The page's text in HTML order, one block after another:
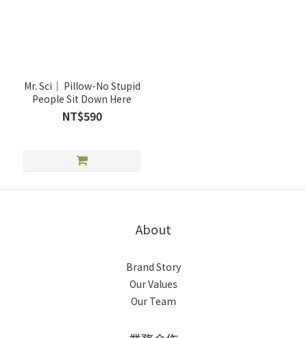
Mr. Sci｜ Pillow-No Stupid
People Sit Down Here
NT$590
About
Brand Story
Our Values
Our Team